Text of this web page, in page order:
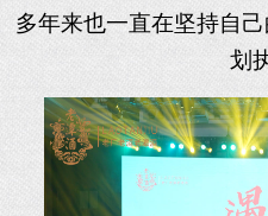
多年来也一直在坚持自
划